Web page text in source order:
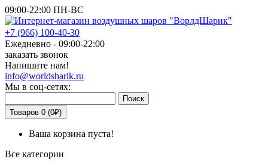
09:00-22:00 ПН-ВС
+7 (966) 100-40-30
Ежедневно - 09:00-22:00
заказать звонок
Напишите нам!
info@worldsharik.ru
Мы в соц-сетях:
Поиск
Товаров 0 (0₽)
Ваша корзина пуста!
Все категории